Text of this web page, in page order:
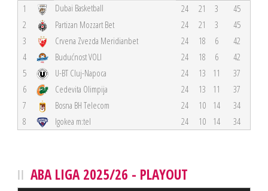
1 Dubai Basketball 24 21 3
45
2
Partizan Mozzart Bet 24 21 3
45
3
Crvena Zvezda Meridianbet 24 18 6
42
4
Budućnost VOLI 24 18 6
42
5
U-BT Cluj-Napoca 24 13 11
37
6
Cedevita Olimpija 24 13 11
37
7
Bosna BH Telecom 24 10 14
34
8
Igokea m:tel 24 10 14 34
ABA LIGA 2025/26 - PLAYOUT